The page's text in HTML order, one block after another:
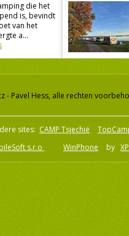
die het
is, bevindt
van het
a...
- Pavel Hess, alle rechten
sites: CAMP Tsjechië
s.r.o WinPhone by